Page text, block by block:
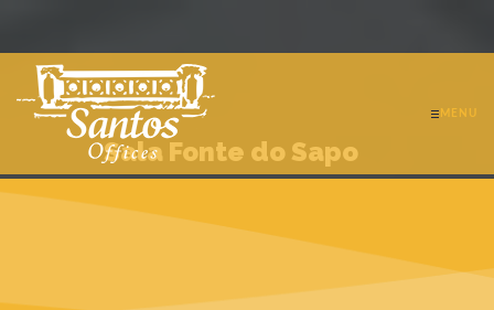
MENU
Sala Fonte do Sapo